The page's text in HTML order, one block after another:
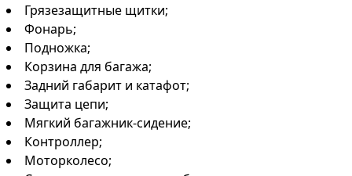
Грязезащитные щитки;
Фонарь;
Подножка;
Корзина для багажа;
Задний габарит и катафот;
Защита цепи;
Мягкий багажник-сидение;
Контроллер;
Моторколесо;